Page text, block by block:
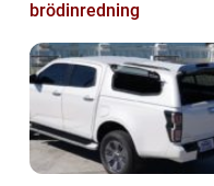
brödinredning